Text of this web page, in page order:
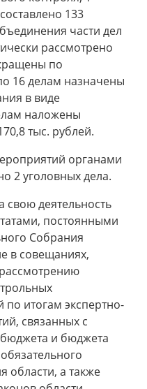
133
части дел
рассмотрено
по
16 делам назначены
в виде
наложены
тыс. рублей.
органами
2 уголовных дела.
свою деятельность
постоянными
Собрания
в совещаниях,
итогам экспертно-
связанных с
и бюджета
области, а также